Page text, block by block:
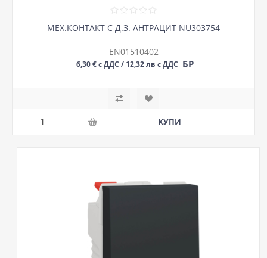
МЕХ.КОНТАКТ С Д.З. АНТРАЦИТ NU303754
EN01510402
6,30 € с ДДС / 12,32 лв с ДДС БР